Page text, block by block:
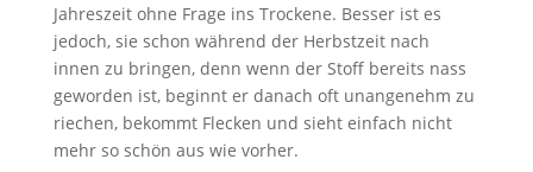
Jahreszeit ohne Frage ins Trockene. Besser ist es
jedoch, sie schon während der Herbstzeit nach
innen zu bringen, denn wenn der Stoff bereits nass
geworden ist, beginnt er danach oft unangenehm zu
riechen, bekommt Flecken und sieht einfach nicht
mehr so schön aus wie vorher.